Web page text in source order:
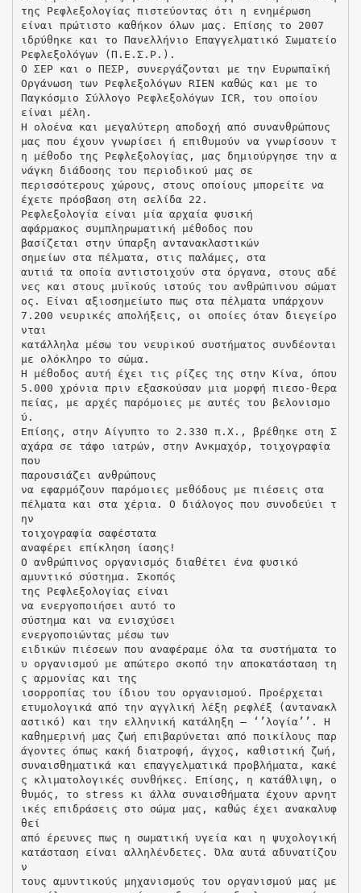
της Ρεφλεξολογίας πιστεύοντας ότι η ενημέρωση
είναι πρώτιστο καθήκον όλων μας. Επίσης το 2007
ιδρύθηκε και το Πανελλήνιο Επαγγελματικό Σωματείο
Ρεφλεξολόγων (Π.Ε.Σ.Ρ.).
Ο ΣΕΡ και ο ΠΕΣΡ, συνεργάζονται με την Ευρωπαϊκή
Οργάνωση των Ρεφλεξολόγων RIEN καθώς και με το
Παγκόσμιο Σύλλογο Ρεφλεξολόγων ICR, του οποίου
είναι μέλη.
Η ολοένα και μεγαλύτερη αποδοχή από συνανθρώπους
μας που έχουν γνωρίσει ή επιθυμούν να γνωρίσουν τ
η μέθοδο της Ρεφλεξολογίας, μας δημιούργησε την α
νάγκη διάδοσης του περιοδικού μας σε
περισσότερους χώρους, στους οποίους μπορείτε να
έχετε πρόσβαση στη σελίδα 22.
Ρεφλεξολογία είναι μία αρχαία φυσική
αφάρμακος συμπληρωματική μέθοδος που
βασίζεται στην ύπαρξη αντανακλαστικών
σημείων στα πέλματα, στις παλάμες, στα
αυτιά τα οποία αντιστοιχούν στα όργανα, στους αδέ
νες και στους μυϊκούς ιστούς του ανθρώπινου σώματ
ος. Είναι αξιοσημείωτο πως στα πέλματα υπάρχουν
7.200 νευρικές απολήξεις, οι οποίες όταν διεγείρο
νται
κατάλληλα μέσω του νευρικού συστήματος συνδέονται
με ολόκληρο το σώμα.
Η μέθοδος αυτή έχει τις ρίζες της στην Κίνα, όπου
5.000 χρόνια πριν εξασκούσαν μια μορφή πιεσο-θερα
πείας, με αρχές παρόμοιες με αυτές του βελονισμο
ύ.
Επίσης, στην Αίγυπτο το 2.330 π.Χ., βρέθηκε στη Σ
αχάρα σε τάφο ιατρών, στην Ανκμαχόρ, τοιχογραφία
που
παρουσιάζει ανθρώπους
να εφαρμόζουν παρόμοιες μεθόδους με πιέσεις στα
πέλματα και στα χέρια. Ο διάλογος που συνοδεύει τ
ην
τοιχογραφία σαφέστατα
αναφέρει επίκληση ίασης!
Ο ανθρώπινος οργανισμός διαθέτει ένα φυσικό
αμυντικό σύστημα. Σκοπός
της Ρεφλεξολογίας είναι
να ενεργοποιήσει αυτό το
σύστημα και να ενισχύσει
ενεργοποιώντας μέσω των
ειδικών πιέσεων που αναφέραμε όλα τα συστήματα το
υ οργανισμού με απώτερο σκοπό την αποκατάσταση τη
ς αρμονίας και της
ισορροπίας του ίδιου του οργανισμού. Προέρχεται
ετυμολογικά από την αγγλική λέξη ρεφλέξ (αντανακλ
αστικό) και την ελληνική κατάληξη – ‘’λογία’’. Η
καθημερινή μας ζωή επιβαρύνεται από ποικίλους παρ
άγοντες όπως κακή διατροφή, άγχος, καθιστική ζωή,
συναισθηματικά και επαγγελματικά προβλήματα, κακέ
ς κλιματολογικές συνθήκες. Επίσης, η κατάθλιψη, ο
θυμός, το stress κι άλλα συναισθήματα έχουν αρνητ
ικές επιδράσεις στο σώμα μας, καθώς έχει ανακαλυφ
θεί
από έρευνες πως η σωματική υγεία και η ψυχολογική
κατάσταση είναι αλληλένδετες. Όλα αυτά αδυνατίζου
ν
τους αμυντικούς μηχανισμούς του οργανισμού μας με